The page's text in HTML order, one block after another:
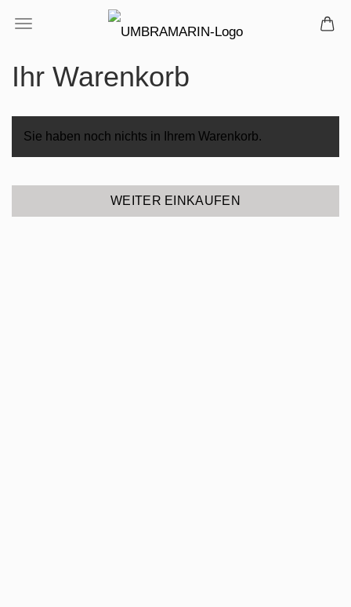
Ihr Warenkorb
Sie haben noch nichts in Ihrem Warenkorb.
WEITER EINKAUFEN